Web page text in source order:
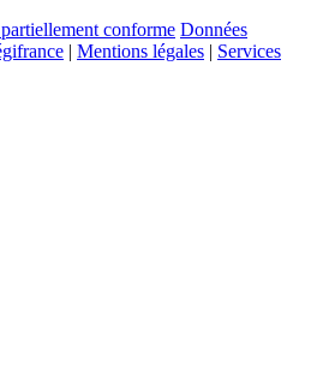
conforme Données
| Mentions légales | Services